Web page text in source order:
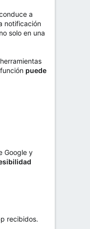
a
notificación
solo en una
puede
Google y
recibidos.